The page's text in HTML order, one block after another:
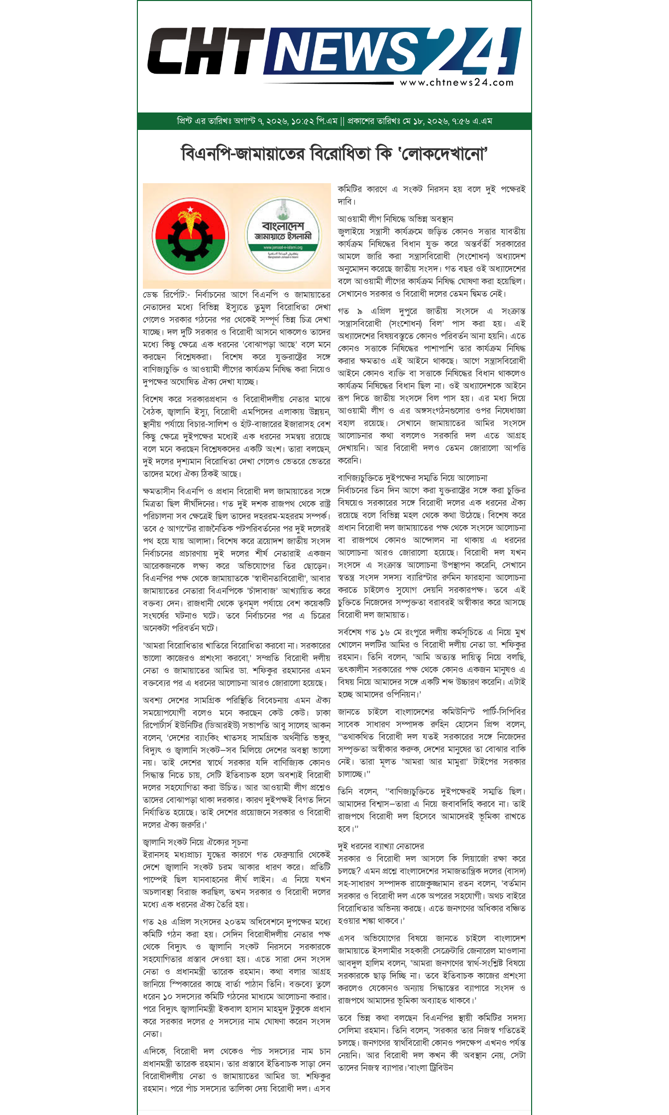
প্রিন্ট এর তারিখঃ অগাস্ট ৭, ২০২৬, ১০:৫২ পি.এম || প্রকাশের তারিখঃ মে ১৮, ২০২৬, ৭:৫৬ এ.এম
বিএনপি-জামায়াতের বিরোধিতা কি ‘লোকদেখানো’
ডেস্ক রির্পোট:- নির্বাচনের আগে বিএনপি ও জামায়াতের
নেতাদের মধ্যে বিভিন্ন ইস্যুতে তুমুল বিরোধিতা দেখা
গেলেও সরকার গঠনের পর থেকেই সম্পূর্ণ ভিন্ন চিত্র দেখা
যাচ্ছে। দল দুটি সরকার ও বিরোধী আসনে থাকলেও তাদের
মধ্যে কিছু ক্ষেত্রে এক ধরনের ‘বোঝাপড়া আছে’ বলে মনে
করছেন বিশ্লেষকরা। বিশেষ করে যুক্তরাষ্ট্রের সঙ্গে
বাণিজ্যচুক্তি ও আওয়ামী লীগের কার্যক্রম নিষিদ্ধ করা নিয়েও
দুপক্ষের অঘোষিত ঐক্য দেখা যাচ্ছে।
বিশেষ করে সরকারপ্রধান ও বিরোধীদলীয় নেতার মাঝে
বৈঠক, জ্বালানি ইস্যু, বিরোধী এমপিদের এলাকায় উন্নয়ন,
স্থানীয় পর্যায়ে বিচার-সালিশ ও হাঁট-বাজারের ইজারাসহ বেশ
কিছু ক্ষেত্রে দুইপক্ষের মধ্যেই এক ধরনের সমন্বয় রয়েছে
বলে মনে করছেন বিশ্লেষকদের একটি অংশ। তারা বলছেন,
দুই দলের দৃশ্যমান বিরোধিতা দেখা গেলেও ভেতরে ভেতরে
তাদের মধ্যে ঐক্য ঠিকই আছে।
ক্ষমতাসীন বিএনপি ও প্রধান বিরোধী দল জামায়াতের সঙ্গে
মিত্রতা ছিল দীর্ঘদিনের। গত দুই দশক রাজপথ থেকে রাষ্ট্র
পরিচালনা সব ক্ষেত্রেই ছিল তাদের দহররম-মহররম সম্পর্ক।
তবে ৫ আগস্টের রাজনৈতিক পটপরিবর্তনের পর দুই দলেরই
পথ হয়ে যায় আলাদা। বিশেষ করে ত্রয়োদশ জাতীয় সংসদ
নির্বাচনের প্রচারণায় দুই দলের শীর্ষ নেতারাই একজন
আরেকজনকে লক্ষ্য করে অভিযোগের তির ছোড়েন।
বিএনপির পক্ষ থেকে জামায়াতকে ‘স্বাধীনতাবিরোধী’, আবার
জামায়াতের নেতারা বিএনপিকে ‘চাঁদাবাজ’ আখ্যায়িত করে
বক্তব্য দেন। রাজধানী থেকে তৃণমূল পর্যায়ে বেশ কয়েকটি
সংঘর্ষের ঘটনাও ঘটে। তবে নির্বাচনের পর এ চিত্রের
অনেকটা পরিবর্তন ঘটে।
‘আমরা বিরোধিতার খাতিরে বিরোধিতা করবো না। সরকারের
ভালো কাজেরও প্রশংসা করবো,’ সম্প্রতি বিরোধী দলীয়
নেতা ও জামায়াতের আমির ডা. শফিকুর রহমানের এমন
বক্তব্যের পর এ ধরনের আলোচনা আরও জোরালো হয়েছে।
অবশ্য দেশের সামগ্রিক পরিস্থিতি বিবেচনায় এমন ঐক্য
সময়োপযোগী বলেও মনে করছেন কেউ কেউ। ঢাকা
রিপোর্টার্স ইউনিটির (ডিআরইউ) সভাপতি আবু সালেহ আকন
বলেন, ‘দেশের ব্যাংকিং খাতসহ সামগ্রিক অর্থনীতি ভঙ্গুর,
বিদ্যুৎ ও জ্বালানি সংকট—সব মিলিয়ে দেশের অবস্থা ভালো
নয়। তাই দেশের স্বার্থে সরকার যদি বাণিজ্যিক কোনও
সিদ্ধান্ত নিতে চায়, সেটি ইতিবাচক হলে অবশ্যই বিরোধী
দলের সহযোগিতা করা উচিত। আর আওয়ামী লীগ প্রশ্নেও
তাদের বোঝাপড়া থাকা দরকার। কারণ দুইপক্ষই বিগত দিনে
নির্যাতিত হয়েছে। তাই দেশের প্রয়োজনে সরকার ও বিরোধী
দলের ঐক্য জরুরি।’
জ্বালানি সংকট নিয়ে ঐক্যের সূচনা
ইরানসহ মধ্যপ্রাচ্য যুদ্ধের কারণে গত ফেব্রুয়ারি থেকেই
দেশে জ্বালানি সংকট চরম আকার ধারণ করে। প্রতিটি
পাম্পেই ছিল যানবাহনের দীর্ঘ লাইন। এ নিয়ে যখন
অচলাবস্থা বিরাজ করছিল, তখন সরকার ও বিরোধী দলের
মধ্যে এক ধরনের ঐক্য তৈরি হয়।
গত ২৪ এপ্রিল সংসদের ২০তম অধিবেশনে দুপক্ষের মধ্যে
কমিটি গঠন করা হয়। সেদিন বিরোধীদলীয় নেতার পক্ষ
থেকে বিদ্যুৎ ও জ্বালানি সংকট নিরসনে সরকারকে
সহযোগিতার প্রস্তাব দেওয়া হয়। এতে সারা দেন সংসদ
নেতা ও প্রধানমন্ত্রী তারেক রহমান। কথা বলার আগ্রহ
জানিয়ে স্পিকারের কাছে বার্তা পাঠান তিনি। বক্তব্যে তুলে
ধরেন ১০ সদস্যের কমিটি গঠনের মাধ্যমে আলোচনা করার।
পরে বিদ্যুৎ জ্বালানিমন্ত্রী ইকবাল হাসান মাহমুদ টুকুকে প্রধান
করে সরকার দলের ৫ সদস্যের নাম ঘোষণা করেন সংসদ
নেতা।
এদিকে, বিরোধী দল থেকেও পাঁচ সদস্যের নাম চান
প্রধানমন্ত্রী তারেক রহমান। তার প্রস্তাবে ইতিবাচক সাড়া দেন
বিরোধীদলীয় নেতা ও জামায়াতের আমির ডা. শফিকুর
রহমান। পরে পাঁচ সদস্যের তালিকা দেয় বিরোধী দল। এসব
কমিটির কারণে এ সংকট নিরসন হয় বলে দুই পক্ষেরই
দাবি।
আওয়ামী লীগ নিষিদ্ধে অভিন্ন অবস্থান
জুলাইয়ে সন্ত্রাসী কার্যক্রমে জড়িত কোনও সত্তার যাবতীয়
কার্যক্রম নিষিদ্ধের বিধান যুক্ত করে অন্তর্বর্তী সরকারের
আমলে জারি করা সন্ত্রাসবিরোধী (সংশোধন) অধ্যাদেশ
অনুমোদন করেছে জাতীয় সংসদ। গত বছর ওই অধ্যাদেশের
বলে আওয়ামী লীগের কার্যক্রম নিষিদ্ধ ঘোষণা করা হয়েছিল।
সেখানেও সরকার ও বিরোধী দলের তেমন দ্বিমত নেই।
গত ৯ এপ্রিল দুপুরে জাতীয় সংসদে এ সংক্রান্ত
‘সন্ত্রাসবিরোধী (সংশোধন) বিল’ পাস করা হয়। এই
অধ্যাদেশের বিষয়বস্তুতে কোনও পরিবর্তন আনা হয়নি। এতে
কোনও সত্তাকে নিষিদ্ধের পাশাপাশি তার কার্যক্রম নিষিদ্ধ
করার ক্ষমতাও এই আইনে থাকছে। আগে সন্ত্রাসবিরোধী
আইনে কোনও ব্যক্তি বা সত্তাকে নিষিদ্ধের বিধান থাকলেও
কার্যক্রম নিষিদ্ধের বিধান ছিল না। ওই অধ্যাদেশকে আইনে
রূপ দিতে জাতীয় সংসদে বিল পাস হয়। এর মধ্য দিয়ে
আওয়ামী লীগ ও এর অঙ্গসংগঠনগুলোর ওপর নিষেধাজ্ঞা
বহাল রয়েছে। সেখানে জামায়াতের আমির সংসদে
আলোচনার কথা বললেও সরকারি দল এতে আগ্রহ
দেখায়নি। আর বিরোধী দলও তেমন জোরালো আপত্তি
করেনি।
বাণিজ্যচুক্তিতে দুইপক্ষের সম্মতি নিয়ে আলোচনা
নির্বাচনের তিন দিন আগে করা যুক্তরাষ্ট্রের সঙ্গে করা চুক্তির
বিষয়েও সরকারের সঙ্গে বিরোধী দলের এক ধরনের ঐক্য
রয়েছে বলে বিভিন্ন মহল থেকে কথা উঠেছে। বিশেষ করে
প্রধান বিরোধী দল জামায়াতের পক্ষ থেকে সংসদে আলোচনা
বা রাজপথে কোনও আন্দোলন না থাকায় এ ধরনের
আলোচনা আরও জোরালো হয়েছে। বিরোধী দল যখন
সংসদে এ সংক্রান্ত আলোচনা উপস্থাপন করেনি, সেখানে
স্বতন্ত্র সংসদ সদস্য ব্যারিস্টার রুমিন ফারহানা আলোচনা
করতে চাইলেও সুযোগ দেয়নি সরকারপক্ষ। তবে এই
চুক্তিতে নিজেদের সম্পৃক্ততা বরাবরই অস্বীকার করে আসছে
বিরোধী দল জামায়াত।
সর্বশেষ গত ১৬ মে রংপুরে দলীয় কর্মসূচিতে এ নিয়ে মুখ
খোলেন দলটির আমির ও বিরোধী দলীয় নেতা ডা. শফিকুর
রহমান। তিনি বলেন, ‘আমি অত্যন্ত দায়িত্ব নিয়ে বলছি,
তৎকালীন সরকারের পক্ষ থেকে কোনও একজন মানুষও এ
বিষয় নিয়ে আমাদের সঙ্গে একটি শব্দ উচ্চারণ করেনি। এটাই
হচ্ছে আমাদের ওপিনিয়ন।’
জানতে চাইলে বাংলাদেশের কমিউনিস্ট পার্টি-সিপিবির
সাবেক সাধারণ সম্পাদক রুহিন হোসেন প্রিন্স বলেন,
‘‘তথাকথিত বিরোধী দল যতই সরকারের সঙ্গে নিজেদের
সম্পৃক্ততা অস্বীকার করুক, দেশের মানুষের তা বোঝার বাকি
নেই। তারা মূলত ‘আমরা আর মামুরা’ টাইপের সরকার
চালাচ্ছে।’’
তিনি বলেন, ‘‘বাণিজ্যচুক্তিতে দুইপক্ষেরই সম্মতি ছিল।
আমাদের বিশ্বাস—তারা এ নিয়ে জবাবদিহি করবে না। তাই
রাজপথে বিরোধী দল হিসেবে আমাদেরই ভূমিকা রাখতে
হবে।’’
দুই ধরনের ব্যাখ্যা নেতাদের
সরকার ও বিরোধী দল আসলে কি লিয়াজোঁ রক্ষা করে
চলছে? এমন প্রশ্নে বাংলাদেশের সমাজতান্ত্রিক দলের (বাসদ)
সহ-সাধারণ সম্পাদক রাজেকুজ্জামান রতন বলেন, ‘বর্তমান
সরকার ও বিরোধী দল একে অপরের সহযোগী। অথচ বাইরে
বিরোধিতার অভিনয় করছে। এতে জনগণের অধিকার বঞ্চিত
হওয়ার শঙ্কা থাকবে।’
এসব অভিযোগের বিষয়ে জানতে চাইলে বাংলাদেশ
জামায়াতে ইসলামীর সহকারী সেক্রেটারি জেনারেল মাওলানা
আবদুল হালিম বলেন, ‘আমরা জনগণের স্বার্থ-সংশ্লিষ্ট বিষয়ে
সরকারকে ছাড় দিচ্ছি না। তবে ইতিবাচক কাজের প্রশংসা
করলেও যেকোনও অন্যায় সিদ্ধান্তের ব্যাপারে সংসদ ও
রাজপথে আমাদের ভূমিকা অব্যাহত থাকবে।’
তবে ভিন্ন কথা বলছেন বিএনপির স্থায়ী কমিটির সদস্য
সেলিমা রহমান। তিনি বলেন, ‘সরকার তার নিজস্ব গতিতেই
চলছে। জনগণের স্বার্থবিরোধী কোনও পদক্ষেপ এখনও পর্যন্ত
নেয়নি। আর বিরোধী দল কখন কী অবস্থান নেয়, সেটা
তাদের নিজস্ব ব্যাপার।’বাংলা ট্রিবিউন